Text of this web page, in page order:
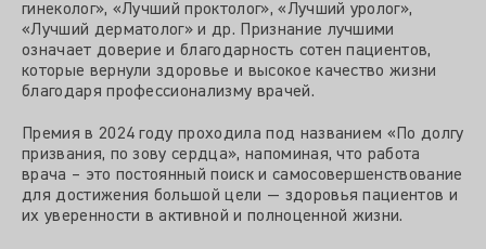
гинеколог», «Лучший проктолог», «Лучший уролог»,
«Лучший дерматолог» и др. Признание лучшими
означает доверие и благодарность сотен пациентов,
которые вернули здоровье и высокое качество жизни
благодаря профессионализму врачей.
Премия в 2024 году проходила под названием «По долгу
призвания, по зову сердца», напоминая, что работа
врача – это постоянный поиск и самосовершенствование
для достижения большой цели — здоровья пациентов и
их уверенности в активной и полноценной жизни.